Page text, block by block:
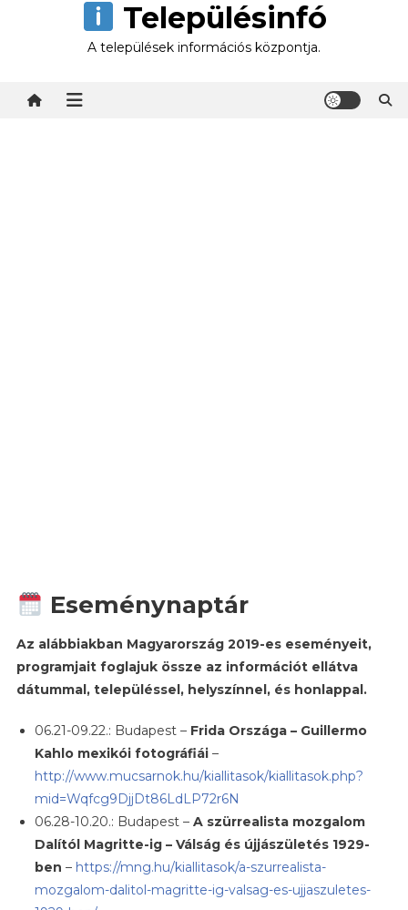
Településinfó
A települések információs központja.
Eseménynaptár
Az alábbiakban Magyarország 2019-es eseményeit,
programjait foglajuk össze az információt ellátva
dátummal, településsel, helyszínnel, és honlappal.
06.21-09.22.: Budapest – Frida Országa – Guillermo
Kahlo mexikói fotográfiái–
http://www.mucsarnok.hu/kiallitasok/kiallitasok.php?
mid=Wqfcg9DjjDt86LdLP72r6N
06.28-10.20.: Budapest – A szürrealista mozgalom
Dalítól Magritte-ig – Válság és újjászületés 1929-
ben – https://mng.hu/kiallitasok/a-szurrealista-
mozgalom-dalitol-magritte-ig-valsag-es-ujjaszuletes-